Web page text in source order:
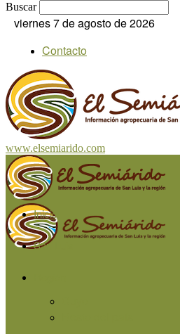
Buscar
viernes 7 de agosto de 2026
Contacto
www.elsemiarido.com
Inicio
San Luis